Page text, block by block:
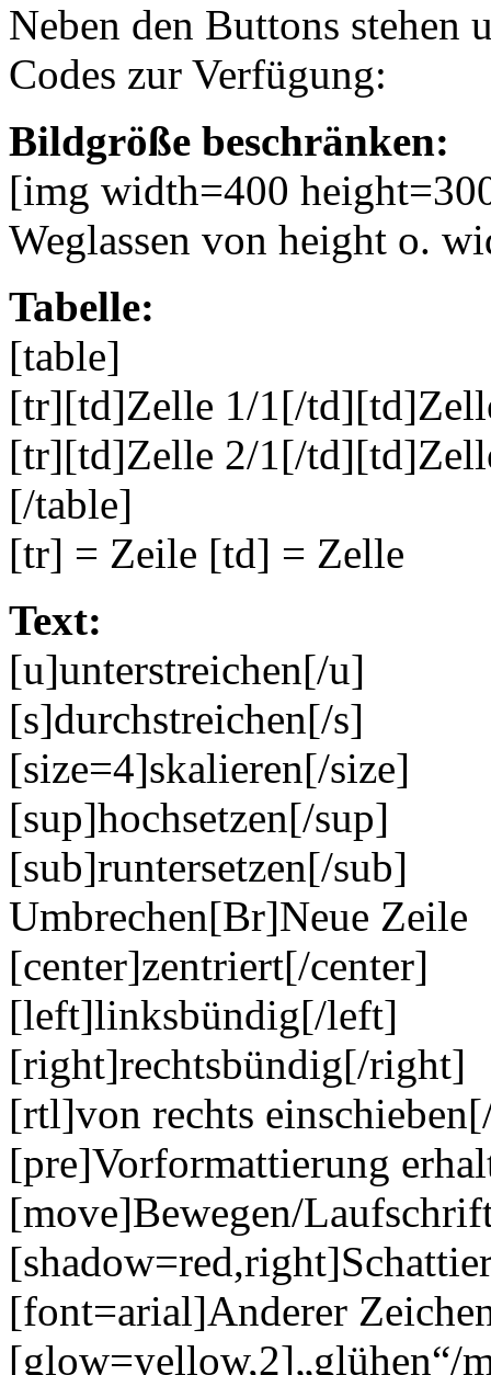
Neben den Buttons stehen
Codes zur Verfügung:
Bildgröße beschränken:
[img width=400
Weglassen von height o.
Tabelle:
[table]
[tr][td]Zelle 1/1[/
[tr][td]Zelle 2/1[/
[/table]
[tr] = Zeile [td] = Zelle
Text:
[u]unterstreichen[/u]
[s]durchstreichen[/s]
[size=4]skalieren[/size]
[sup]hochsetzen[/sup]
[sub]runtersetzen[/sub]
Umbrechen[Br]Neue Zeile
[center]zentriert[/center]
[left]linksbündig[/left]
[right]rechtsbündig[/right]
[rtl]von rechts
[pre]Vorformattierung
[move]Bewegen/
[font=arial]Anderer
[glow=yellow,2]„glühen“/